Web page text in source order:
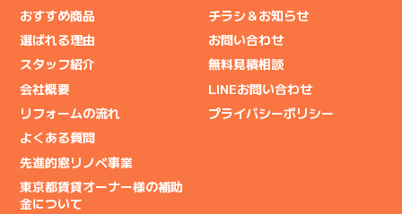
おすすめ商品
選ばれる理由
スタッフ紹介
会社概要
リフォームの流れ
よくある質問
先進的窓リノベ事業
東京都賃貸オーナー様の補助
金について
チラシ＆お知らせ
お問い合わせ
無料見積相談
LINEお問い合わせ
プライバシーポリシー